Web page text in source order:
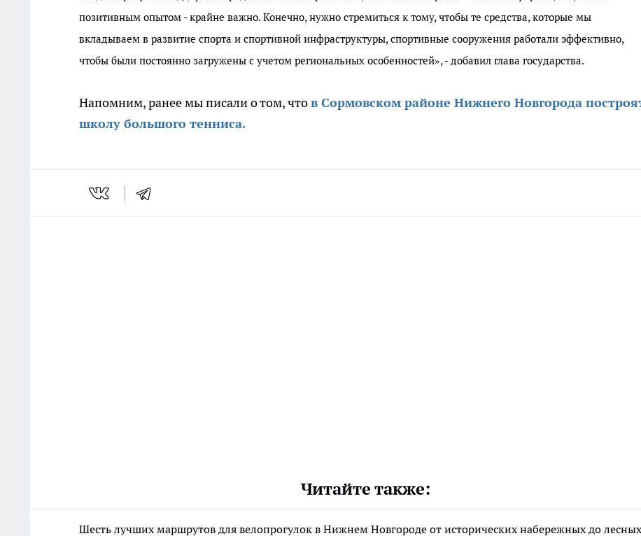
позитивным опытом - крайне важно. Конечно, нужно стремиться к тому, чтобы те средства, которые мы
вкладываем в развитие спорта и спортивной инфраструктуры, спортивные сооружения работали эффективно,
чтобы были постоянно загружены с учетом региональных особенностей», - добавил глава государства.
Напомним, ранее мы писали о том, чтов Сормовском районе Нижнего Новгорода
школу большого тенниса.
Читайте также:
Шесть лучших маршрутов для велопрогулок в Нижнем Новгороде от исторических набережных до лесных